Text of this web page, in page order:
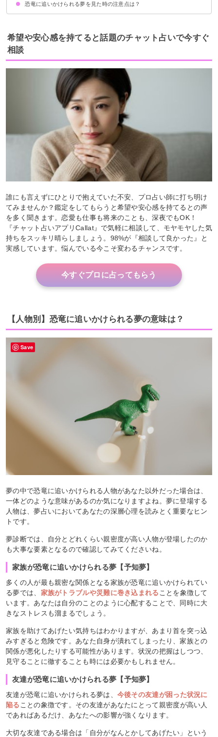
家族が恐竜に追いかけられる夢【予知夢】
友達が恐竜に追いかけられる夢【予知夢】
恋人が恐竜に追いかけられる夢【予知夢】
同僚が恐竜に追いかけられる夢【予知夢】
知らない人が恐竜に追いかけられる夢【凶夢】
恐竜に追いかけられる夢を見た時の注意点は？
十分な休息を取る
吉夢なら話さず警告夢や凶夢は人に話す
希望や安心感を持てると話題のチャット占いで今すぐ
相談
誰にも言えずにひとりで抱えていた不安、プロ占い師に打ち明け
てみませんか？鑑定をしてもらうと希望や安心感を持てるとの声
を多く聞きます。恋愛も仕事も将来のことも、深夜でもOK！
『チャット占いアプリCallat』で気軽に相談して、モヤモヤした気
持ちをスッキリ晴らしましょう。98%が『相談して良かった』と
実感しています。悩んでいる今こそ変わるチャンスです。
今すぐプロに占ってもらう
【人物別】恐竜に追いかけられる夢の意味は？
夢の中で恐竜に追いかけられる人物があなた以外だった場合は、
一体どのような意味があるのか気になりますよね。夢に登場する
人物は、夢占いにおいてあなたの深層心理を読みとく重要なヒン
トです。
夢診断では、自分とどれくらい親密度が高い人物が登場したのか
も大事な要素となるので確認してみてくださいね。
家族が恐竜に追いかけられる夢【予知夢】
多くの人が最も親密な関係となる家族が恐竜に追いかけられてい
る夢では、 家族がトラブルや災難に巻き込まれることを象徴して
います。あなたは自分のことのように心配することで、同時に大
きなストレスも溜まるでしょう。
家族を助けてあげたい気持ちはわかりますが、あまり首を突っ込
みすぎると危険です。あなた自身が潰れてしまったり、家族との
関係が悪化したりする可能性があります。状況の把握はしつつ、
見守ることに徹することも時には必要かもしれません。
友達が恐竜に追いかけられる夢【予知夢】
友達が恐竜に追いかけられる夢は、 今後その友達が困った状況に
陥ることの象徴です。その友達があなたにとって親密度が高い人
であればあるだけ、あなたへの影響が強くなります。
大切な友達である場合は「自分がなんとかしてあげたい」という
Save